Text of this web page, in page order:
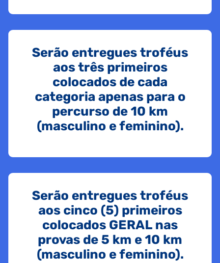
Serão entregues troféus
aos três primeiros
colocados de cada
categoria apenas para o
percurso de 10 km
(masculino e feminino).
Serão entregues troféus
aos cinco (5) primeiros
colocados GERAL nas
provas de 5 km e 10 km
(masculino e feminino).